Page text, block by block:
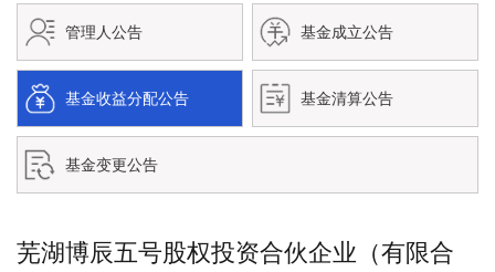
管理人公告 基金成立公告
基金收益分配公告 基金清算公告
基金变更公告
芜湖博辰五号股权投资合伙企业（有限合